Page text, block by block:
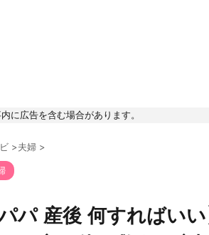
に広告を含む場合があります。
>夫婦 >
パパ 産後 何すればい